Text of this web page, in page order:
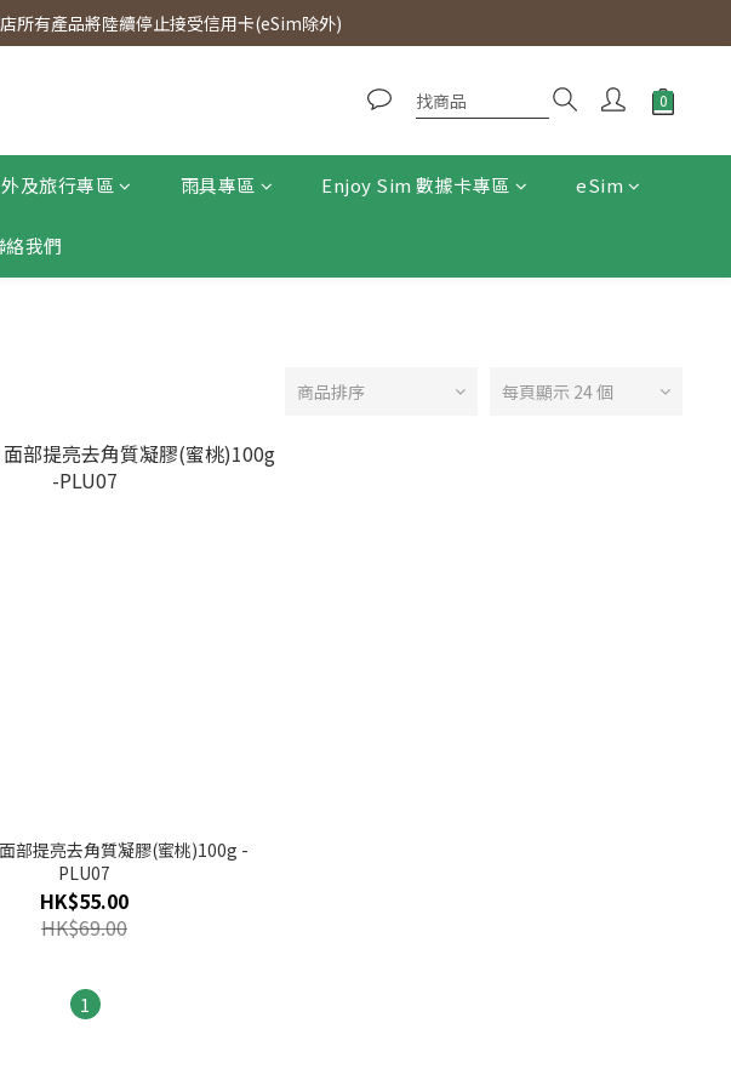
12月31日）。滿$300即免運費。
所有產品將陸續停止接受信用卡(eSim除外)
及旅行專區 雨具專區 Enjoy Sim 數據卡專區 eSim
絡我們
商品排序 每頁顯示 24 個
部提亮去角質凝膠(蜜桃)100g -
PLU07
HK$55.00
HK$69.00
1